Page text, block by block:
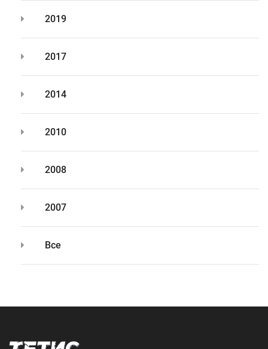
2019
2017
2014
2010
2008
2007
Все